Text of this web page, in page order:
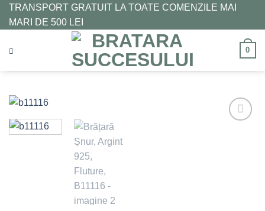
SkipTRANSPORT GRATUIT LA TOATE COMENZILE MAI
MARI DE 500 LEI
0